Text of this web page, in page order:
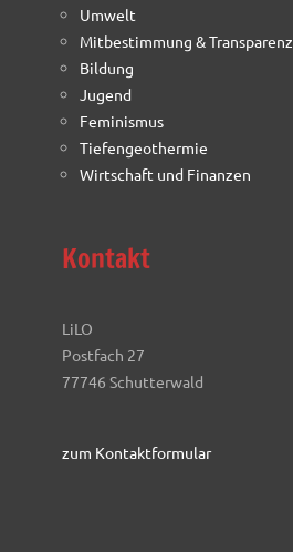
Umwelt
Mitbestimmung & Transparenz
Bildung
Jugend
Feminismus
Tiefengeothermie
Wirtschaft und Finanzen
Kontakt
LiLO
Postfach 27
77746 Schutterwald
zum Kontaktformular